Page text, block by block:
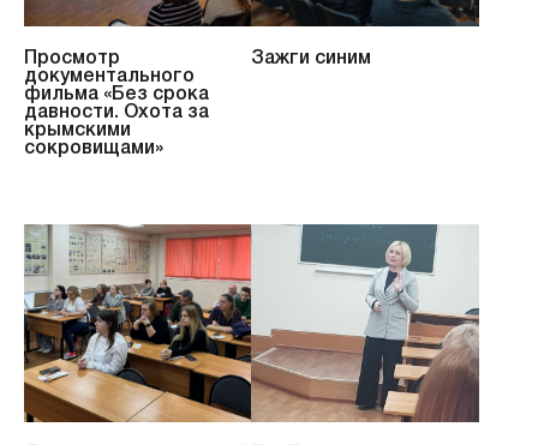
Просмотр
документального
фильма «Без срока
давности. Охота за
крымскими
сокровищами»
Зажги синим